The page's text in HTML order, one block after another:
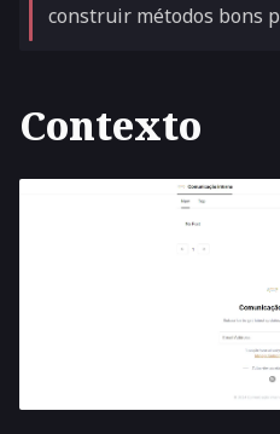
construir métodos bons
Contexto